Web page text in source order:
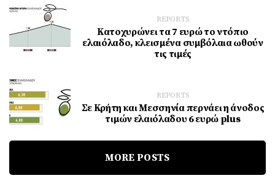
REPORTS
Κατοχυρώνει τα 7 ευρώ το ντόπιο
ελαιόλαδο, κλεισμένα συμβόλαια ωθούν
τις τιμές
REPORTS
Σε Κρήτη και Μεσσηνία περνάει η άνοδος
τιμών ελαιόλαδου 6 ευρώ plus
MORE POSTS